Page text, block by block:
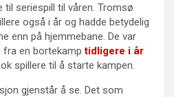
til seriespill til våren. Tromsø
også i år og hadde betydelig
enn på hjemmebane. De var
fra en bortekamptidligere i år
spillere til å starte kampen.
gjenstår å se. Det som